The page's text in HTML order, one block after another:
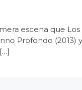
escena que Los
Profondo (2013) y